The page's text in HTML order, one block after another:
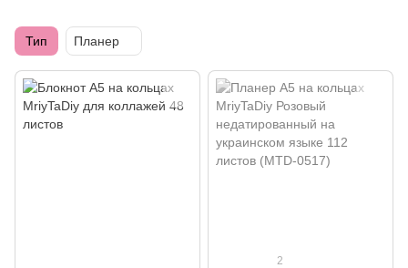
Тип Планер
2